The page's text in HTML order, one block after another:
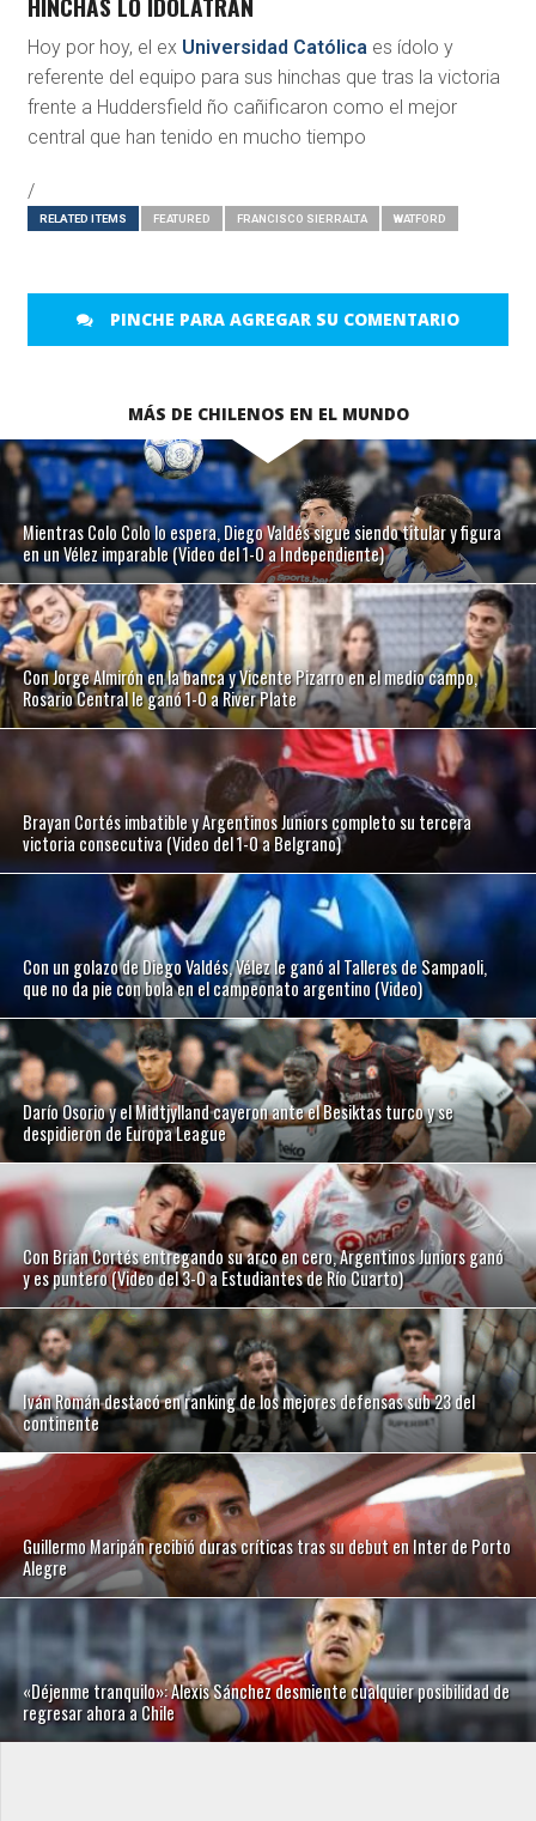
HINCHAS LO IDOLATRAN
Hoy por hoy, el ex Universidad Católicaes ídolo y
referente del equipo para sus hinchas que tras la victoria
frente a Huddersfield ño cañificaron como el mejor
central que han tenido en mucho tiempo
/
RELATED ITEMS FEATURED FRANCISCO SIERRALTA WATFORD
PINCHE PARA AGREGAR SU COMENTARIO
MÁS DE CHILENOS EN EL MUNDO
Mientras Colo Colo lo espera, Diego Valdés sigue siendo titular y figura
en un Vélez imparable (Video del 1-0 a Independiente)
Con Jorge Almirón en la banca y Vicente Pizarro en el medio campo,
Rosario Central le ganó 1-0 a River Plate
Brayan Cortés imbatible y Argentinos Juniors completo su tercera
victoria consecutiva (Video del 1-0 a Belgrano)
Con un golazo de Diego Valdés, Vélez le ganó al Talleres de Sampaoli,
que no da pie con bola en el campeonato argentino (Video)
Darío Osorio y el Midtjylland cayeron ante el Besiktas turco y se
despidieron de Europa League
Con Brian Cortés entregando su arco en cero, Argentinos Juniors ganó
y es puntero (Video del 3-0 a Estudiantes de Río Cuarto)
Iván Román destacó en ranking de los mejores defensas sub 23 del
continente
Guillermo Maripán recibió duras críticas tras su debut en Inter de Porto
Alegre
«Déjenme tranquilo»: Alexis Sánchez desmiente cualquier posibilidad de
regresar ahora a Chile